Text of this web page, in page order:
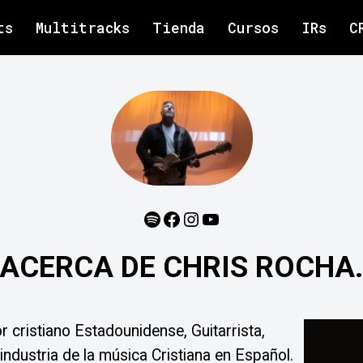
Multitracks Tienda Cursos IRs
ACERCA DE CHRIS ROCHA.
cristiano Estadounidense, Guitarrista,
de la música Cristiana en Español.